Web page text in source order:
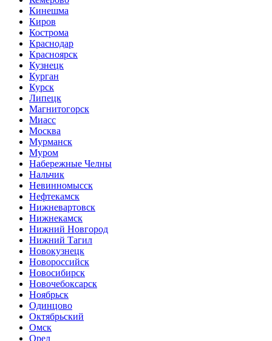
Кинешма
Киров
Кострома
Краснодар
Красноярск
Кузнецк
Курган
Курск
Липецк
Магнитогорск
Миасс
Москва
Мурманск
Муром
Набережные Челны
Нальчик
Невинномысск
Нефтекамск
Нижневартовск
Нижнекамск
Нижний Новгород
Нижний Тагил
Новокузнецк
Новороссийск
Новосибирск
Новочебоксарск
Ноябрьск
Одинцово
Октябрьский
Омск
Орел